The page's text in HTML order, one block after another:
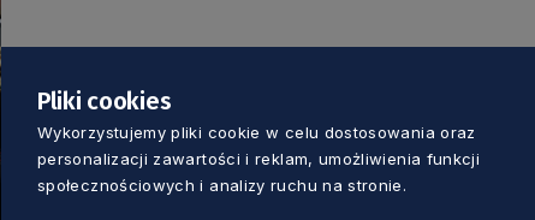
Pliki cookies
Wykorzystujemy pliki cookie w celu dostosowania oraz
personalizacji zawartości i reklam, umożliwienia funkcji
społecznościowych i analizy ruchu na stronie.